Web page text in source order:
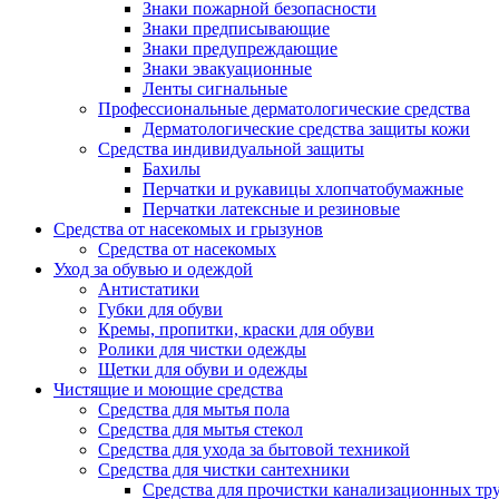
Знаки пожарной безопасности
Знаки предписывающие
Знаки предупреждающие
Знаки эвакуационные
Ленты сигнальные
Профессиональные дерматологические средства
Дерматологические средства защиты кожи
Средства индивидуальной защиты
Бахилы
Перчатки и рукавицы хлопчатобумажные
Перчатки латексные и резиновые
Средства от насекомых и грызунов
Средства от насекомых
Уход за обувью и одеждой
Антистатики
Губки для обуви
Кремы, пропитки, краски для обуви
Ролики для чистки одежды
Щетки для обуви и одежды
Чистящие и моющие средства
Средства для мытья пола
Средства для мытья стекол
Средства для ухода за бытовой техникой
Средства для чистки сантехники
Средства для прочистки канализационных